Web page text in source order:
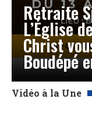
Retraite
L’Église
Christ
Boudépé
Vidéo à la Une